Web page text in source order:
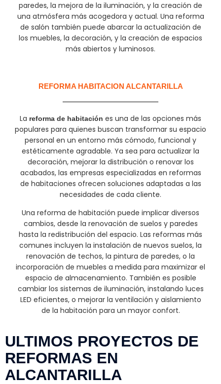
paredes, la mejora de la iluminación, y la creación de
una atmósfera más acogedora y actual. Una reforma
de salón también puede abarcar la actualización de
los muebles, la decoración, y la creación de espacios
más abiertos y luminosos.
REFORMA HABITACION ALCANTARILLA
La reforma de habitación es una de las opciones más
populares para quienes buscan transformar su espacio
personal en un entorno más cómodo, funcional y
estéticamente agradable. Ya sea para actualizar la
decoración, mejorar la distribución o renovar los
acabados, las empresas especializadas en reformas
de habitaciones ofrecen soluciones adaptadas a las
necesidades de cada cliente.
Una reforma de habitación puede implicar diversos
cambios, desde la renovación de suelos y paredes
hasta la redistribución del espacio. Las reformas más
comunes incluyen la instalación de nuevos suelos, la
renovación de techos, la pintura de paredes, o la
incorporación de muebles a medida para maximizar el
espacio de almacenamiento. También es posible
cambiar los sistemas de iluminación, instalando luces
LED eficientes, o mejorar la ventilación y aislamiento
de la habitación para un mayor confort.
ULTIMOS PROYECTOS DE
REFORMAS EN
ALCANTARILLA